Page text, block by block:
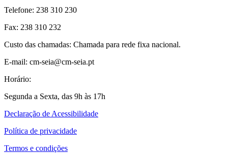
Telefone: 238 310 230
Fax: 238 310 232
Custo das chamadas: Chamada para rede fixa nacional.
E-mail: cm-seia@cm-seia.pt
Horário:
Segunda a Sexta, das 9h às 17h
Declaração de Acessibilidade
Política de privacidade
Termos e condições